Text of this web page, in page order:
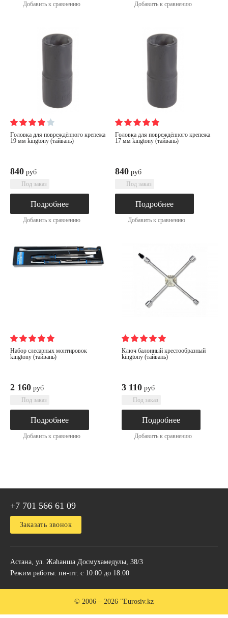
Добавить к сравнению Добавить к сравнению
головка для повреждённого крепежа
19 мм kingtony (тайвань)
840 руб
Под заказ
Подробнее
Добавить к сравнению
головка для повреждённого крепежа
17 мм kingtony (тайвань)
840 руб
Под заказ
Подробнее
Добавить к сравнению
набор слесарных монтировок
kingtony (тайвань)
2 160 руб
Под заказ
Подробнее
Добавить к сравнению
ключ балонный крестообразный
kingtony (тайвань)
3 110 руб
Под заказ
Подробнее
Добавить к сравнению
+7 701 566 61 09
Заказать звонок
Астана, ул. Жаhанша Досмухамедулы, 38/3
Режим работы: пн-пт: с 10:00 до 18:00
© 2006 – 2026 "Eurosiv.kz